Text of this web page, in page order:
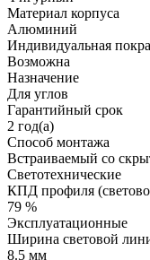
Материал корпуса
Алюминий
Индивидуальная
Возможна
Назначение
Для углов
Гарантийный срок
2 год(а)
Способ монтажа
Встраиваемый со
Светотехнические
КПД профиля
79 %
Эксплуатационные
Ширина световой
8.5 мм